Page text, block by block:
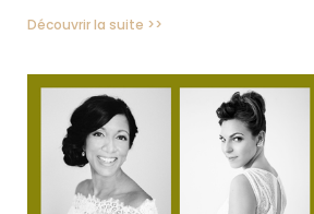
Découvrir la suite >>